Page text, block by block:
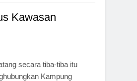
Kawasan
secara tiba-tiba itu
Kampung